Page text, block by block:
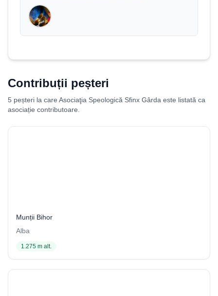
Contribuții peșteri
5 peșteri la care Asociaţia Speologică Sfinx Gârda este listată ca
asociație contributoare.
Munții Bihor
Alba
1.275 m alt.